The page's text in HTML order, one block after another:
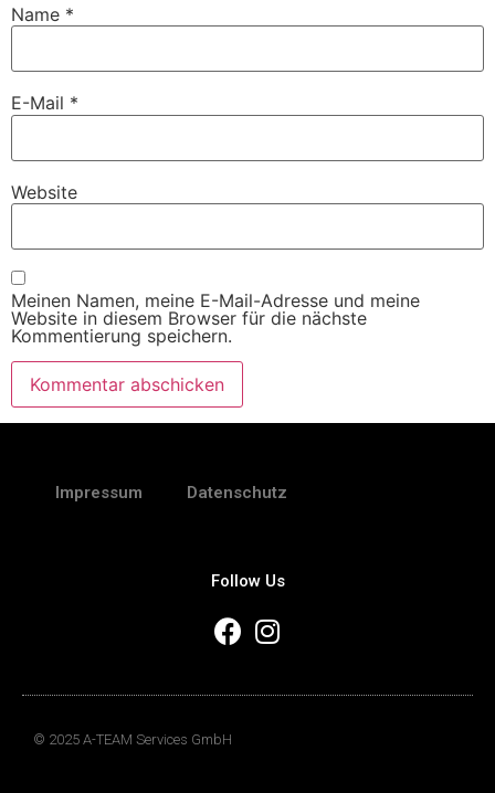
Name *
E-Mail *
Website
Meinen Namen, meine E-Mail-Adresse und meine
Website in diesem Browser für die nächste
Kommentierung speichern.
Impressum Datenschutz
Follow Us
© 2025 A-TEAM Services GmbH